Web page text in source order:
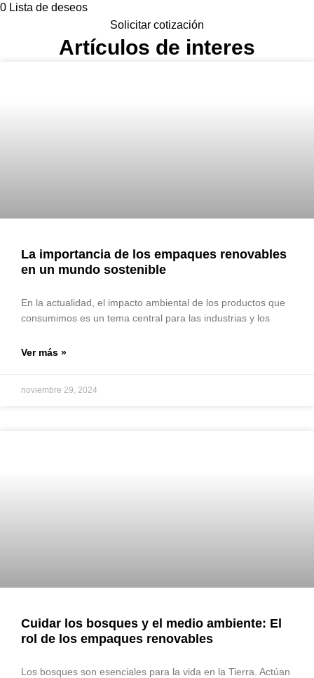
0 Lista de deseos
Solicitar cotización
Artículos de interes
La importancia de los empaques renovables
en un mundo sostenible
En la actualidad, el impacto ambiental de los productos que
consumimos es un tema central para las industrias y los
Ver más »
noviembre 29, 2024
Cuidar los bosques y el medio ambiente: El
rol de los empaques renovables
Los bosques son esenciales para la vida en la Tierra. Actúan